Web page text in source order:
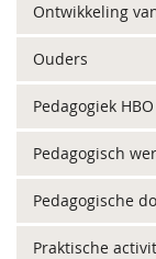
Ontwikkeling
Ouders
Pedagogiek HBO
Pedagogisch
Pedagogische
Praktische